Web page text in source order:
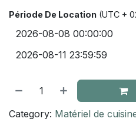
Période De Location (UTC +
Category: Matériel de